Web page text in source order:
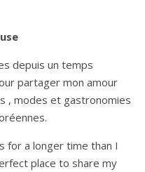
depuis un temps
partager mon amour
, modes et gastronomies
for a longer time than I
place to share my